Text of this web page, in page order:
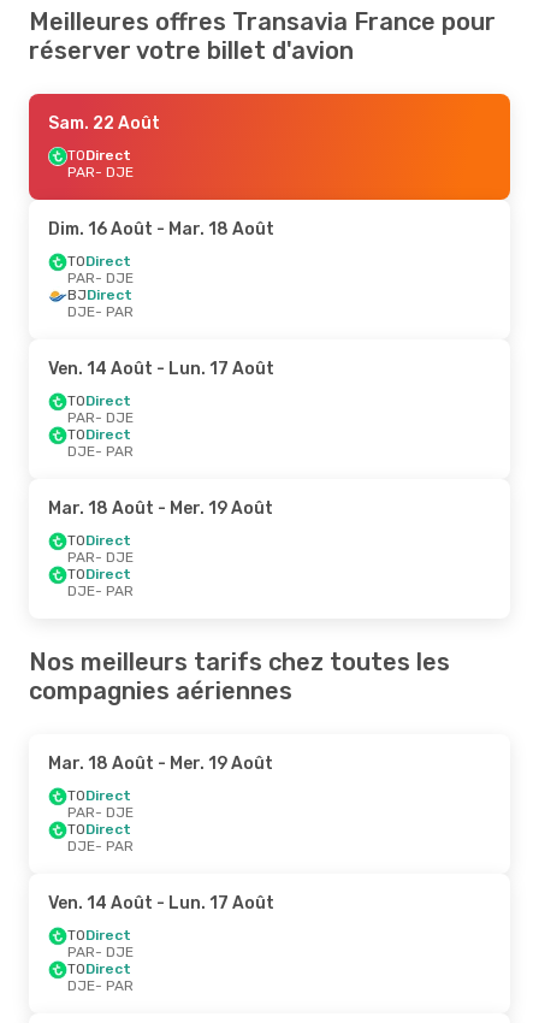
Meilleures offres Transavia France pour
réserver votre billet d'avion
Sam. 22 Août
TODirect
PAR- DJE
Dim. 16 Août - Mar. 18 Août
TODirect
PAR- DJE
BJDirect
DJE- PAR
Ven. 14 Août - Lun. 17 Août
TODirect
PAR- DJE
TODirect
DJE- PAR
Mar. 18 Août - Mer. 19 Août
TODirect
PAR- DJE
TODirect
DJE- PAR
Nos meilleurs tarifs chez toutes les
compagnies aériennes
Mar. 18 Août - Mer. 19 Août
TODirect
PAR- DJE
TODirect
DJE- PAR
Ven. 14 Août - Lun. 17 Août
TODirect
PAR- DJE
TODirect
DJE- PAR